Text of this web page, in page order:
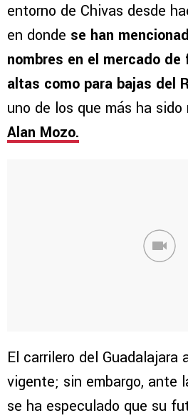
entorno de Chivas desde
en donde se han
nombres en el mercado
altas como para bajas del
uno de los que más ha
Alan Mozo.
El carrilero del
vigente; sin embargo, ante
se ha especulado que su